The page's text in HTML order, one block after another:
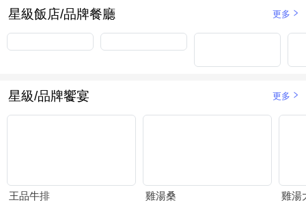
星級飯店/品牌餐廳 更多
星級/品牌饗宴 更多
王品牛排 雞湯桑